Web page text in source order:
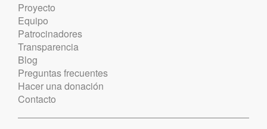
Proyecto
Equipo
Patrocinadores
Transparencia
Blog
Preguntas frecuentes
Hacer una donación
Contacto